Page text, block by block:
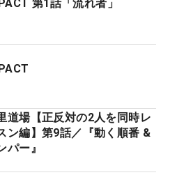
第1話「流れ者」
道場【正反対の2人を同時レ
ン編】第9話／『動く順番 &
パー』